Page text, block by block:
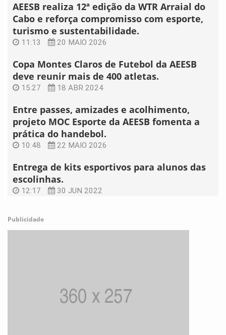
AEESB realiza 12ª edição da WTR Arraial do
Cabo e reforça compromisso com esporte,
turismo e sustentabilidade.
11:13 20 MAIO 2026
Copa Montes Claros de Futebol da AEESB
deve reunir mais de 400 atletas.
15:27 18 ABR 2024
Entre passes, amizades e acolhimento,
projeto MOC Esporte da AEESB fomenta a
prática do handebol.
10:48 22 MAIO 2026
Entrega de kits esportivos para alunos das
escolinhas.
12:17 30 JUN 2022
Publicidade